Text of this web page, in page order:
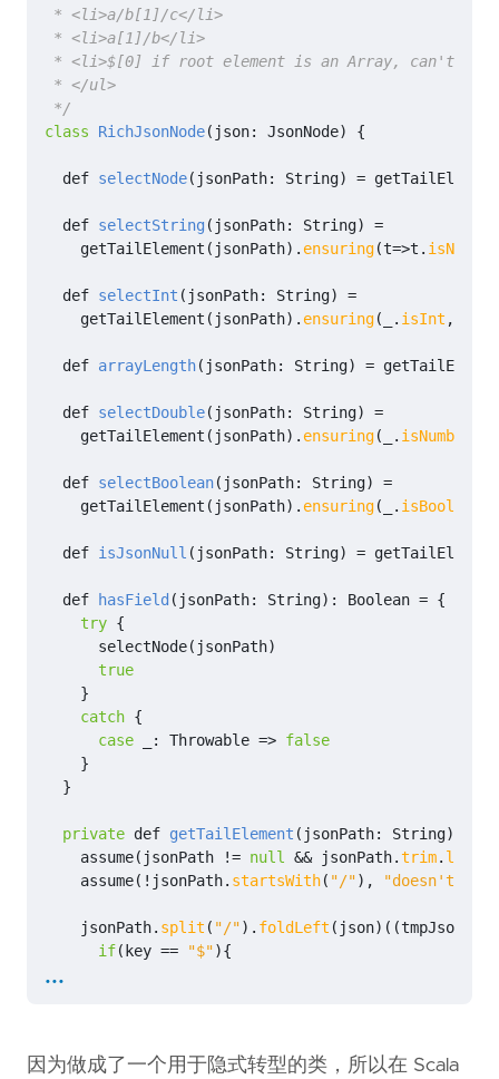
*/
class
RichJsonNode( json: JsonNode) {
def selectNode( jsonPath: String) = getTailElement
def selectString ( jsonPath: String)
=
getTailElement ( jsonPath). ensuring(t=>t . isNull
def selectInt ( jsonPath: String)
=
getTailElement ( jsonPath). ensuring( . isInt ,
def arrayLength( jsonPath: String) =
def selectDouble( jsonPath: String)
=
getTailElement ( jsonPath). ensuring( . isNumber
def selectBoolean( jsonPath: String)
=
getTailElement ( jsonPath). ensuring( . isBoolean
def isJsonNull ( jsonPath: String) = getTailElement
def hasField ( jsonPath: String): Boolean = {
try {
selectNode( jsonPath)
true
}
catch {
case
: Throwable => false
}
}
private def getTailElement ( jsonPath: String):
assume( jsonPath != null && jsonPath.trim. length
assume( ! jsonPath. startsWith( "/"), "doesn't
jsonPath. split ( "/"). foldLeft ( json)((tmpJson
if( key == "$"){
if (newKey == "$") {
...
因为做成了一个用于隐式转型的类，所以在 Scala